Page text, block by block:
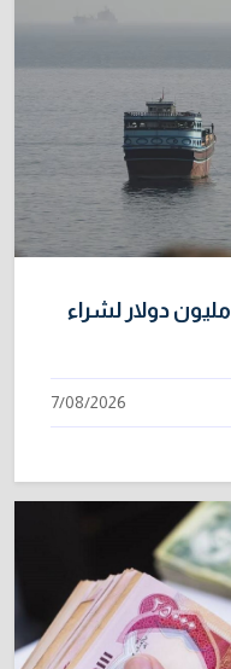
الإصابات
تأخّر دفع رواتب
الهند تحجز ناقلة عملاقة بـ25 مليون دولار لشراء
7/08/2026